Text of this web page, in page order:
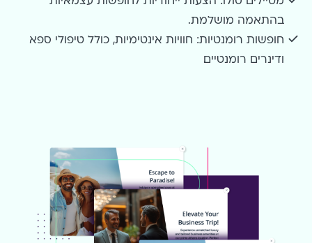
בהתאמה מושלמת.
חופשות רומנטיות: חוויות אינטימיות, כולל טיפולי ספא
ודינרים רומנטיים.